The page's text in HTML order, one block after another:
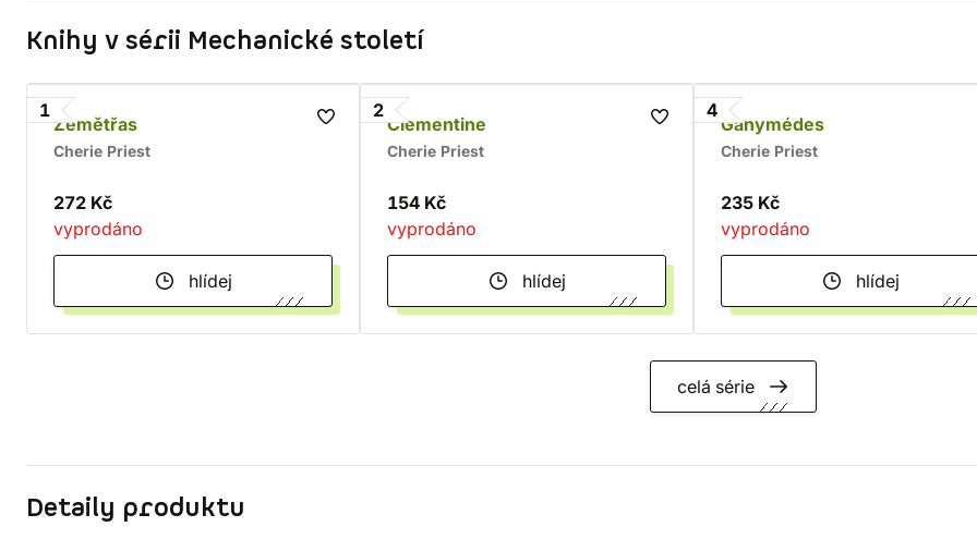
Knihy v sérii Mechanické století
1
Zemětřas
Cherie Priest
272 Kč
vyprodáno
hlídej
2
Clementine
Cherie Priest
154 Kč
vyprodáno
hlídej
4
Ganymédes
Cherie Priest
235 Kč
vyprodáno
hlídej
celá série
Detaily produktu